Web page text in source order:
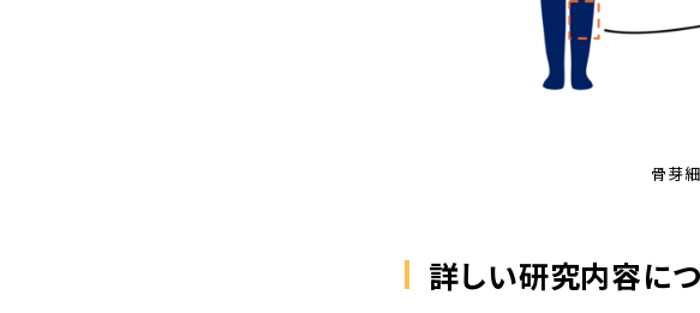
骨芽
詳しい研究内容に